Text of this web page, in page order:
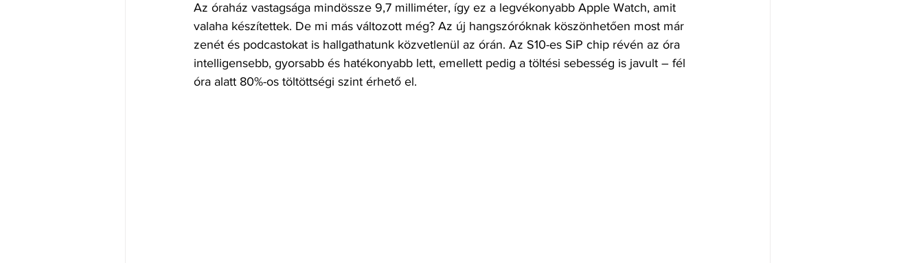
Az óraház vastagsága mindössze 9,7 milliméter, így ez a legvékonyabb Apple Watch, amit
valaha készítettek. De mi más változott még? Az új hangszóróknak köszönhetően most már
zenét és podcastokat is hallgathatunk közvetlenül az órán. Az S10-es SiP chip révén az óra
intelligensebb, gyorsabb és hatékonyabb lett, emellett pedig a töltési sebesség is javult – fél
óra alatt 80%-os töltöttségi szint érhető el.